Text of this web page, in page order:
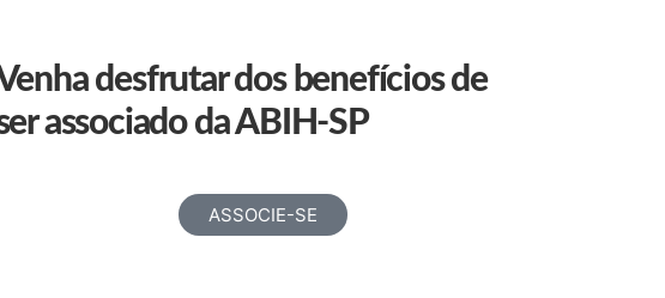
desfrutar dos benefícios de
associado da ABIH-SP
ASSOCIE-SE